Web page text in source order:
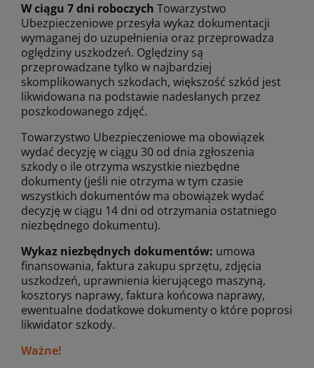
Wciągu 7 dni roboczych Towarzystwo
Ubezpieczeniowe przesyła wykaz dokumentacji
wymaganej do uzupełnienia oraz przeprowadza
oględziny uszkodzeń. Oględziny są
przeprowadzane tylko w najbardziej
skomplikowanych szkodach, większość szkód jest
likwidowana na podstawie nadesłanych przez
poszkodowanego zdjęć.
Towarzystwo Ubezpieczeniowe ma obowiązek
wydać decyzję w ciągu 30 od dnia zgłoszenia
szkody o ile otrzyma wszystkie niezbędne
dokumenty (jeśli nie otrzyma w tym czasie
wszystkich dokumentów ma obowiązek wydać
decyzję w ciągu 14 dni od otrzymania ostatniego
niezbędnego dokumentu).
Wykaz niezbędnych dokumentów: umowa
finansowania, faktura zakupu sprzętu, zdjęcia
uszkodzeń, uprawnienia kierującego maszyną,
kosztorys naprawy, faktura końcowa naprawy,
ewentualne dodatkowe dokumenty o które poprosi
likwidator szkody.
Ważne!